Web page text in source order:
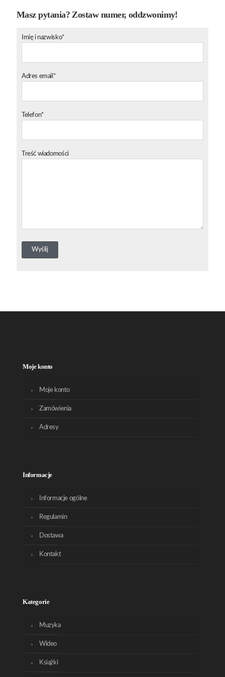
Masz pytania? Zostaw numer, oddzwonimy!
Imię i nazwisko*
Adres email*
Telefon*
Treść wiadomości
Moje konto
Moje konto
Zamówienia
Adresy
Informacje
Informacje ogólne
Regulamin
Dostawa
Kontakt
Kategorie
Muzyka
Wideo
Książki